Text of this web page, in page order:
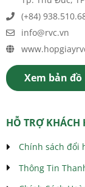
(+84)
info@rvc.vn
Xem bản đồ
HỖ TRỢ KHÁCH
Chính sách đổi
Thông Tin